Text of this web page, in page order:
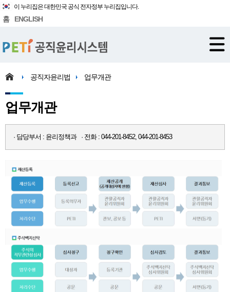
이 누리집은 대한민국 공식 전자정부 누리집입니다.
홈 ENGLISH
공직자윤리법 업무개관
업무개관
· 담당부서 : 윤리정책과 · 전화 : 044-201-8452, 044-201-8453